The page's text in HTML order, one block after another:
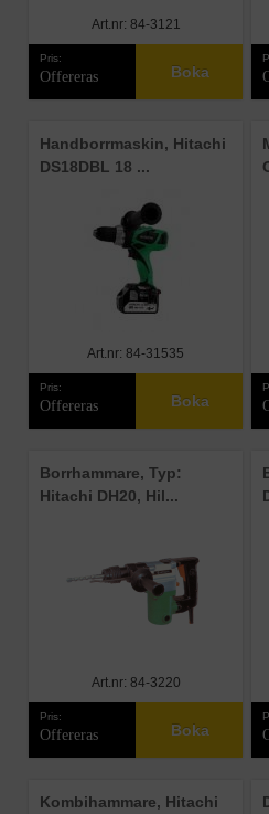
Art.nr: 84-3121
Pris:
Offereras Boka
Handborrmaskin, Hitachi
DS18DBL 18 ...
Art.nr: 84-31535
Pris:
Offereras Boka
Borrhammare, Typ:
Hitachi DH20, Hil...
Art.nr: 84-3220
Pris:
Offereras Boka
Kombihammare, Hitachi